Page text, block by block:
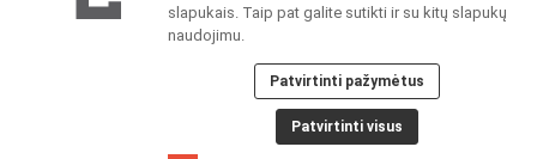
Perskaičiau ir sutinku su 22CPrivatumo politika
22C SOCIALINIUOSE TINKLUOSE:
slapukais. Taip pat galite sutikti ir su kitų slapukų
naudojimu.
Patvirtinti pažymėtus
Patvirtinti visus